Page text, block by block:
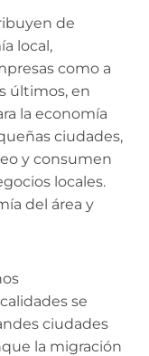
de
local,
como a
últimos, en
la economía
ciudades,
y consumen
locales.
del área y
se
ciudades
la migración